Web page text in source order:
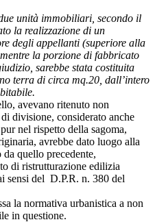
unità immobiliari, secondo il
la realizzazione di un
degli appellanti (superiore alla
la porzione di fabbricato
sarebbe stata costituita
terra di circa mq.20, dall’intero
avevano ritenuto non
divisione, considerato anche
nel rispetto della sagoma,
avrebbe dato luogo alla
quello precedente,
di ristrutturazione edilizia
sensi del D.P.R. n. 380 del
la normativa urbanistica a non
in questione.